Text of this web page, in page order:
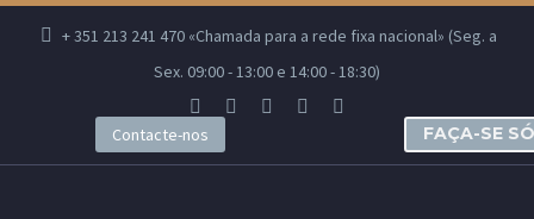
+ 351 213 241 470 «Chamada para a rede fixa nacional» (Seg. a
Sex. 09:00 - 13:00 e 14:00 - 18:30)
Contacte-nos FAÇA-SE